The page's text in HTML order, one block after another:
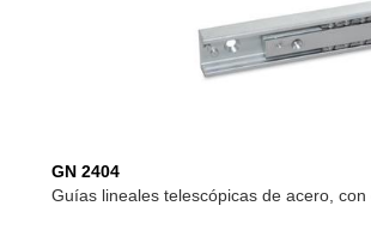
GN 2404
Guías lineales telescópicas de acero,